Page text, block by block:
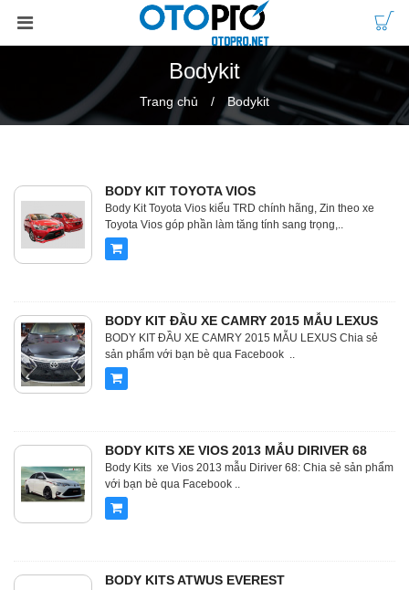
Bodykit
Trang chủ Bodykit
BODY KIT TOYOTA VIOS
Body Kit Toyota Vios kiểu TRD chính hãng, Zin theo xe
Toyota Vios góp phần làm tăng tính sang trọng,..
BODY KIT ĐẦU XE CAMRY 2015 MẪU LEXUS
BODY KIT ĐẦU XE CAMRY 2015 MẪU LEXUS Chia sẻ
sản phẩm với bạn bè qua Facebook ..
BODY KITS XE VIOS 2013 MẪU DIRIVER 68
Body Kits xe Vios 2013 mẫu Diriver 68: Chia sẻ sản phẩm
với bạn bè qua Facebook ..
BODY KITS ATWUS EVEREST